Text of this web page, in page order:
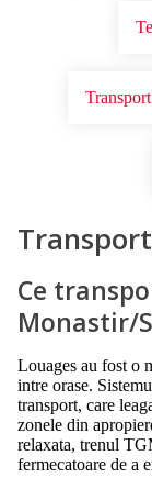
Ce
Monastir/
Louages au fost o
intre orase.
transport, care
zonele din
relaxata, trenul
fermecatoare de a